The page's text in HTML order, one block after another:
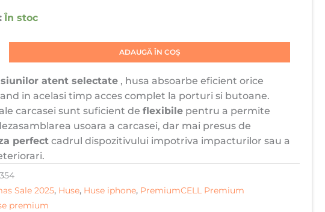
În stoc
ADAUGĂ ÎN COȘ
atent selectate , husa absoarbe eficient orice
in acelasi timp acces complet la porturi si butoane.
carcasei sunt suficient de flexibile pentru a permite
usoara a carcasei, dar mai presus de
perfect cadrul dispozitivului impotriva impacturilor sau a
Sale 2025, Huse, Huse iphone, PremiumCELL Premium
premium